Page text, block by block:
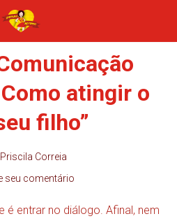
atingir o
filho”
Priscila Correia
seu comentário
é entrar no diálogo. Afinal, nem